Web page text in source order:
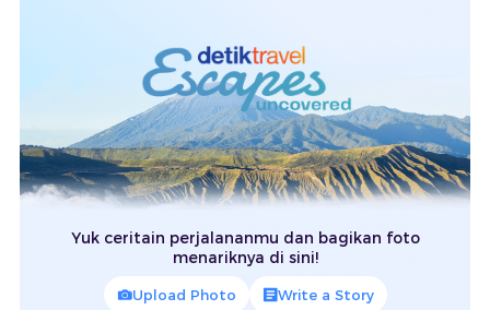
Yuk ceritain perjalananmu dan bagikan foto
menariknya di sini!
Upload Photo Write a Story